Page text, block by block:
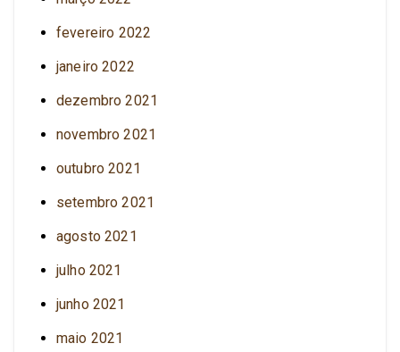
fevereiro 2022
janeiro 2022
dezembro 2021
novembro 2021
outubro 2021
setembro 2021
agosto 2021
julho 2021
junho 2021
maio 2021